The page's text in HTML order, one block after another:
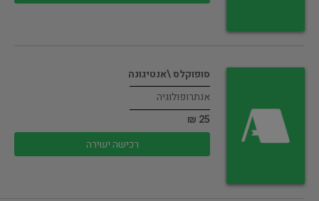
סופוקלס \אנטיגונה
אנתרופולוגיה
25 ₪
רכישה ישירה